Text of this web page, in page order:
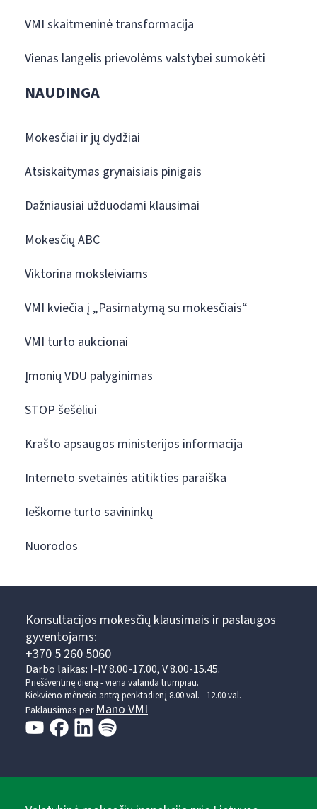
VMI skaitmeninė transformacija
Vienas langelis prievolėms valstybei sumokėti
NAUDINGA
Mokesčiai ir jų dydžiai
Atsiskaitymas grynaisiais pinigais
Dažniausiai užduodami klausimai
Mokesčių ABC
Viktorina moksleiviams
VMI kviečia į „Pasimatymą su mokesčiais“
VMI turto aukcionai
Įmonių VDU palyginimas
STOP šešėliui
Krašto apsaugos ministerijos informacija
Interneto svetainės atitikties paraiška
Ieškome turto savininkų
Nuorodos
Konsultacijos mokesčių klausimais ir paslaugos
gyventojams:
+370 5 260 5060
Darbo laikas: I-IV 8.00-17.00, V 8.00-15.45.
Prieššventinę dieną - viena valanda trumpiau.
Kiekvieno mėnesio antrą penktadienį 8.00 val. - 12.00 val.
Paklausimas per Mano VMI